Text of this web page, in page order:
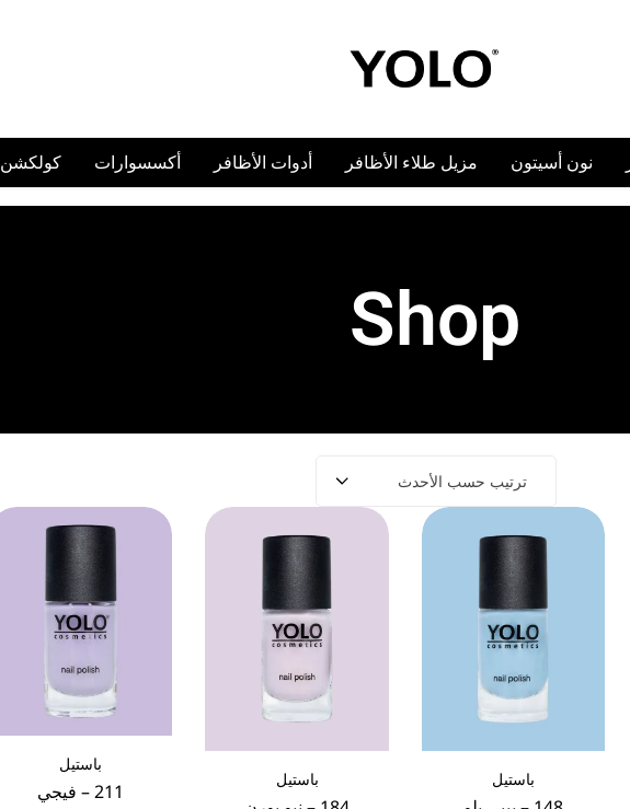
Cosmetics
Cosmetics
نون أسيتون مزيل طلاء الأظافر أدوات الأظافر أكسسوارات كولكشن
Shop
ترتيب حسب الأحدث
باستيل باستيل
باستيل
211 – فيجي